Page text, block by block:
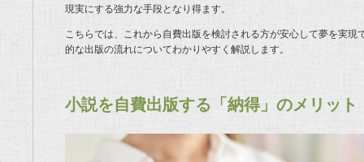
現実にする強力な手段となり得ます。
こちらでは、これから自費出版を検討される方が安心して夢を実
的な出版の流れについてわかりやすく解説します。
小説を自費出版する「納得」のメリット